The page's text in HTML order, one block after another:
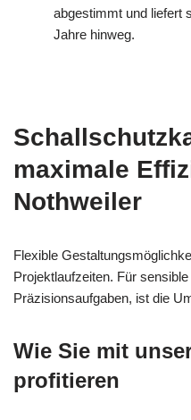
abgestimmt und liefert
Jahre hinweg.
maximale
Nothweiler
Flexible
Projektlaufzeiten. Für
Präzisionsaufgaben, ist die
Wie Sie mit
profitieren